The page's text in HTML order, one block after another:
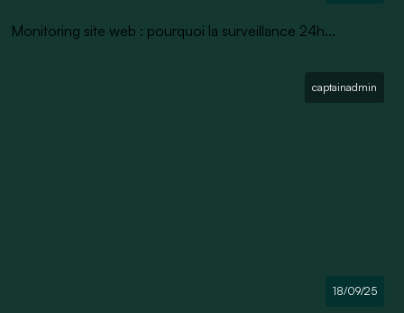
Monitoring site web : pourquoi la surveillance 24h...
captainadmin
18/09/25